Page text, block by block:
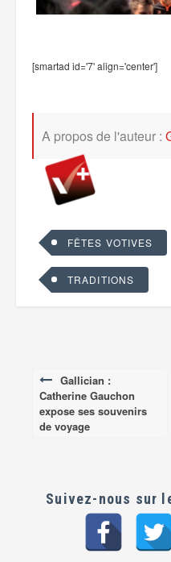
[smartad id='7' align='center']
A propos de l'auteur :
FÊTES VOTIVES
TRADITIONS
Post
navigation
Gallician :
Catherine Gauchon
expose ses souvenirs
de voyage
Suivez-nous sur